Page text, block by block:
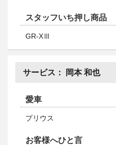
スタッフいち押し商品
GR-XⅢ
サービス： 岡本 和也
愛車
プリウス
お客様へひと言